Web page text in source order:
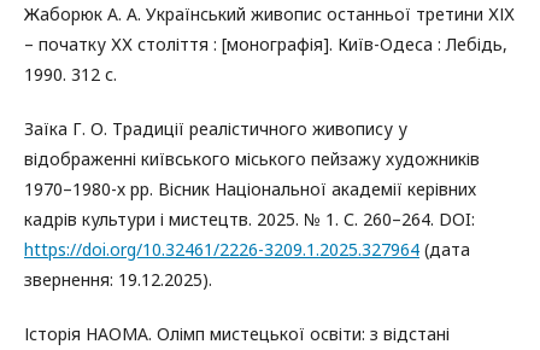
Жаборюк А. А. Український живопис останньої третини ХІХ
– початку ХХ століття : [монографія]. Київ-Одеса : Лебідь,
1990. 312 с.
Заїка Г. О. Традиції реалістичного живопису у
відображенні київського міського пейзажу художників
1970–1980-х рр. Вісник Національної академії керівних
кадрів культури і мистецтв. 2025. № 1. С. 260–264. DOI:
https://doi.org/10.32461/2226-3209.1.2025.327964 (дата
звернення: 19.12.2025).
Історія НАОМА. Олімп мистецької освіти: з відстані